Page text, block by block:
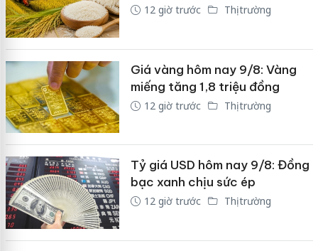
12 giờ trước Thị trường
Giá vàng hôm nay 9/8: Vàng
miếng tăng 1,8 triệu đồng
12 giờ trước Thị trường
Tỷ giá USD hôm nay 9/8: Đồng
bạc xanh chịu sức ép
12 giờ trước Thị trường